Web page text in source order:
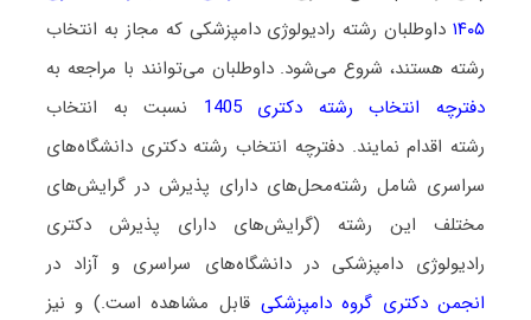
۱۴۰۵داوطلبان رشته رادیولوژی دامپزشکی که مجاز به انتخاب
رشته هستند، شروع می‌شود. داوطلبان می‌توانند با مراجعه به
دفترچه انتخاب رشته دکتری 1405
نسبت به انتخاب
رشته اقدام نمایند. دفترچه انتخاب رشته دکتری دانشگاه‌های
سراسری شامل رشته‌محل‌های دارای پذیرش در گرایش‌های
مختلف این رشته (گرایش‌های دارای پذیرش دکتری
رادیولوژی دامپزشکی در دانشگاه‌های سراسری و آزاد در
انجمن دکتری گروه دامپزشکی قابل مشاهده است.) و نیز